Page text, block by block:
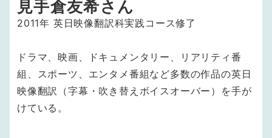
見手倉友希さん
2011年 英日映像翻訳科実践コース修了
ドラマ、映画、ドキュメンタリー、リアリティ番
組、スポーツ、エンタメ番組など多数の作品の英日
映像翻訳（字幕・吹き替えボイスオーバー）を手が
けている。